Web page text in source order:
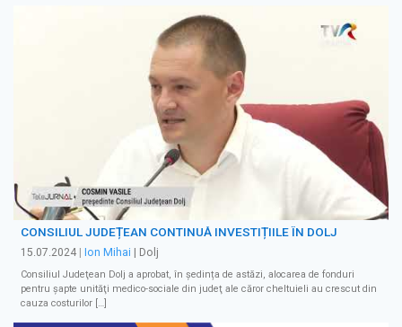
CONSILIUL JUDEȚEAN CONTINUĂ INVESTIȚIILE ÎN DOLJ
15.07.2024 Ion Mihai | Dolj
Consiliul Judeţean Dolj a aprobat, în ședința de astăzi, alocarea de fonduri
pentru şapte unităţi medico-sociale din judeţ ale căror cheltuieli au crescut din
cauza costurilor […]